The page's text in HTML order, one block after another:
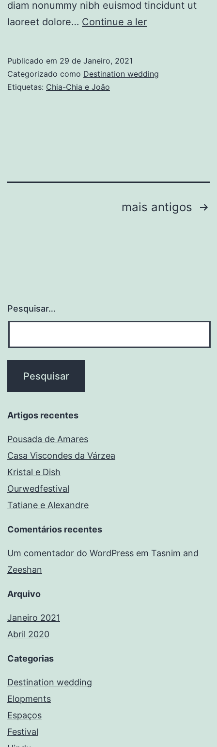
diam nonummy nibh euismod tincidunt ut
laoreet dolore… Continue a lerChia-
João
Publicado em 29 de Janeiro, 2021
Categorizado como Destination wedding
Etiquetas: Chia-Chia e João
mais antigos
Pesquisar…
Artigos recentes
Pousada de Amares
Casa Viscondes da Várzea
Kristal e Dish
Ourwedfestival
Tatiane e Alexandre
Comentários recentes
Um comentador do WordPress em Tasnim and
Zeeshan
Arquivo
Janeiro 2021
Abril 2020
Categorias
Destination wedding
Elopments
Espaços
Festival